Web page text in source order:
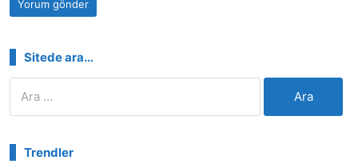
Sitede ara…
Trendler